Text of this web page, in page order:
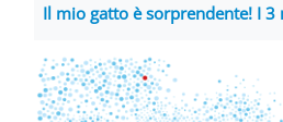
Il mio gatto è sorprendente! I 3